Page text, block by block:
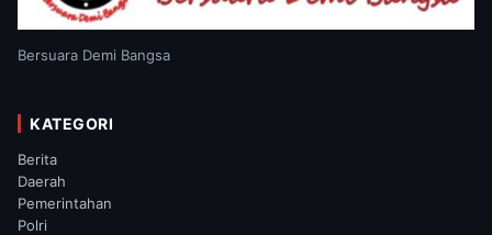
Bersuara Demi Bangsa
KATEGORI
Berita
Daerah
Pemerintahan
Polri